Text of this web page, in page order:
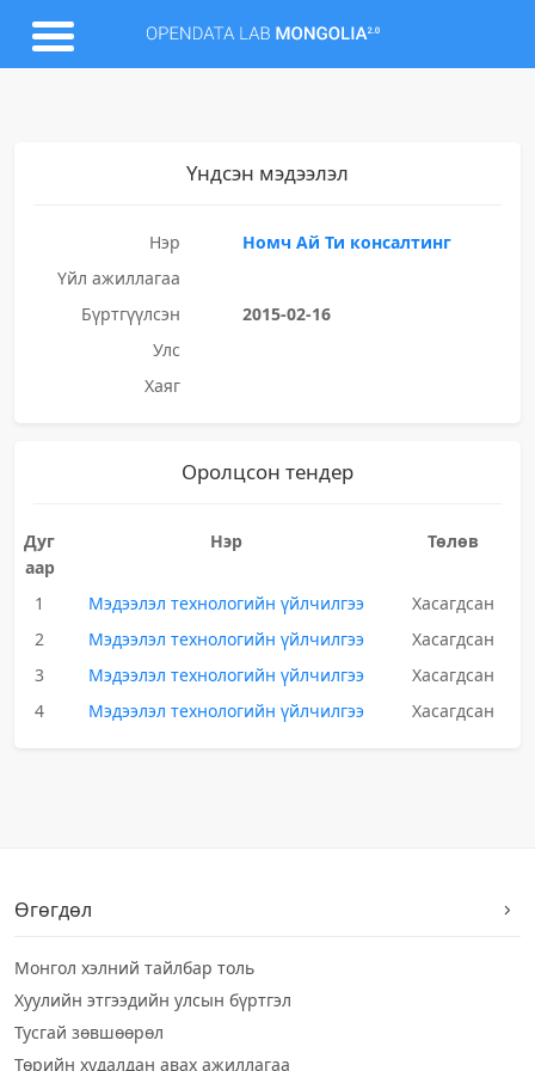
Үндсэн мэдээлэл
Нэр
Номч Ай Ти консалтинг
Үйл ажиллагаа
Бүртгүүлсэн
2015-02-16
Улс
Хаяг
Оролцсон тендер
Дуг
аар
Нэр Төлөв
1 Мэдээлэл технологийн үйлчилгээ
Хасагдсан
2
Мэдээлэл технологийн үйлчилгээ
Хасагдсан
3
Мэдээлэл технологийн үйлчилгээ
Хасагдсан
4
Мэдээлэл технологийн үйлчилгээ Хасагдсан
Өгөгдөл
Монгол хэлний тайлбар толь
Хуулийн этгээдийн улсын бүртгэл
Тусгай зөвшөөрөл
Төрийн худалдан авах ажиллагаа